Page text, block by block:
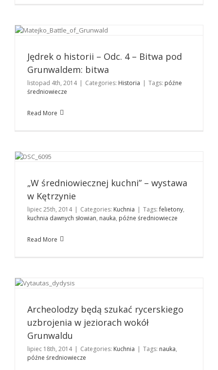
Jędrek o historii – Odc. 4 – Bitwa pod Grunwaldem:
Jędrek o historii – Odc. 4 – Bitwa pod
Grunwaldem: bitwa
listopad 4th, 2014 | Categories: Historia | Tags: późne
średniowiecze
Read More
„W średniowiecznej kuchni” – wystawa w Kętrzynie
„W średniowiecznej kuchni” – wystawa
w Kętrzynie
lipiec 25th, 2014 | Categories: Kuchnia | Tags:felietony,
kuchnia dawnych słowian, nauka, późne średniowiecze
Read More
Archeolodzy będą szukać rycerskiego uzbrojenia w
Archeolodzy będą szukać rycerskiego
uzbrojenia w jeziorach wokół
Grunwaldu
lipiec 18th, 2014 | Categories: Kuchnia | Tags: nauka,
późne średniowiecze